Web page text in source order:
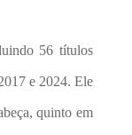
56 títulos
e 2024. Ele
quinto em